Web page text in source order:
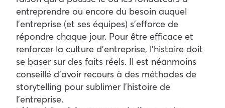
entreprendre ou encore du besoin auquel
l’entreprise (et ses équipes) s’efforce de
répondre chaque jour. Pour être efficace et
renforcer la culture d’entreprise, l’histoire doit
se baser sur des faits réels. Il est néanmoins
conseillé d’avoir recours à des méthodes de
storytelling pour sublimer l’histoire de
l’entreprise.